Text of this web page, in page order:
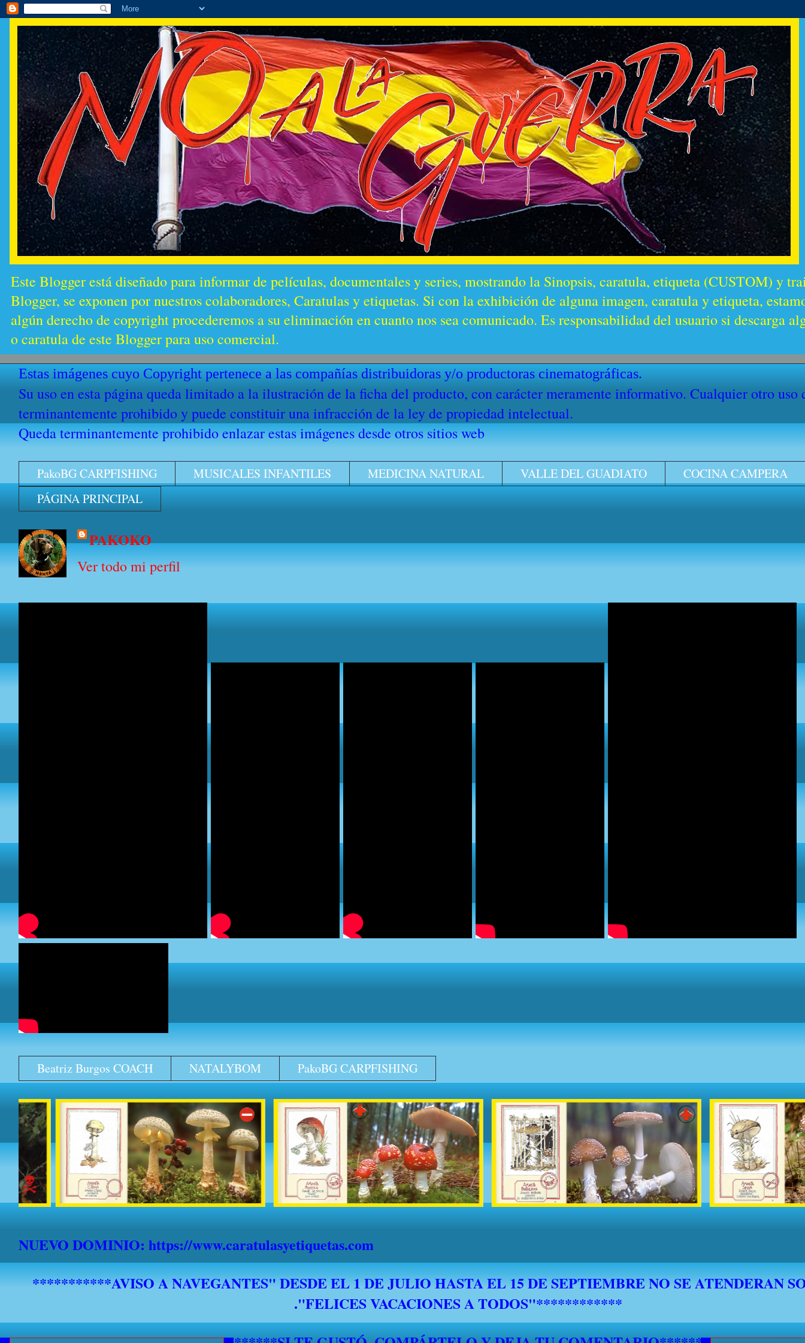
Este Blogger está diseñado para informar de películas, documentales y series, mostrando la Sinopsis, caratula, etiqueta (CUSTOM) y
Blogger, se exponen por nuestros colaboradores, Caratulas y etiquetas. Si con la exhibición de alguna imagen, caratula y etiqueta,
algún derecho de copyright procederemos a su eliminación en cuanto nos sea comunicado. Es responsabilidad del usuario si descarga
o caratula de este Blogger para uso comercial.
Estas imágenes cuyo Copyright pertenece a las compañías distribuidoras y/o productoras cinematográficas.
Su uso en esta página queda limitado a la ilustración de la ficha del producto, con carácter meramente informativo. Cualquier otro uso
terminantemente prohibido y puede constituir una infracción de la ley de propiedad intelectual.
Queda terminantemente prohibido enlazar estas imágenes desde otros sitios web
PakoBG CARPFISHING MUSICALES INFANTILES MEDICINA NATURAL VALLE DEL GUADIATO
COCINA CAMPERA
PÁGINA PRINCIPAL
PAKOKO
Ver todo mi perfil
Beatriz Burgos COACH NATALYBOM PakoBG CARPFISHING
NUEVO DOMINIO: https://www.caratulasyetiquetas.com